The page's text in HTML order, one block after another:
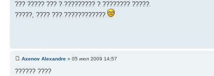
??? ????? ??? ? ????????? ? ???????? ?????.
?????, ???? ??? ????????????
Axenov Alexandre » 05 июл 2009 14:57
?????? ????